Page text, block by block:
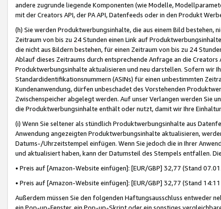
andere zugrunde liegende Komponenten (wie Modelle,
mit der Creators API, der PA API, Datenfeeds oder in den Produkt
(h) Sie werden Produktwerbungsinhalte, die aus einem Bild bestehen,
Zeitraum von bis zu 24 Stunden einen Link auf
die nicht aus Bildern bestehen, für einen Zeitraum von bis zu 24
Ablauf dieses Zeitraums durch entsprechende Anfrage an die
Produktwerbungsinhalte aktualisieren und neu darstellen. Sofern wir
Standardidentifikationsnummern (ASINs) für einen unbestimmten
Kundenanwendung, dürfen unbeschadet des Vorstehenden
Zwischenspeicher abgelegt werden. Auf unser Verlangen werden Sie
die Produktwerbungsinhalte enthält oder nutzt, damit wir Ihre
(i) Wenn Sie seltener als stündlich Produktwerbungsinhalte aus
Anwendung angezeigten Produktwerbungsinhalte aktualisieren,
Datums-/Uhrzeitstempel einfügen. Wenn Sie jedoch die in Ihrer
und aktualisiert haben, kann der Datumsteil des Stempels entfallen.
• Preis auf [Amazon-Website einfügen]: [EUR/GBP] 32,77 (Stand
• Preis auf [Amazon-Website einfügen]: [EUR/GBP] 32,77 (Stand
Außerdem müssen Sie den folgenden Haftungsausschluss entweder
ein Pop-up-Fenster, ein Pop-up-Skript oder ein sonstiges